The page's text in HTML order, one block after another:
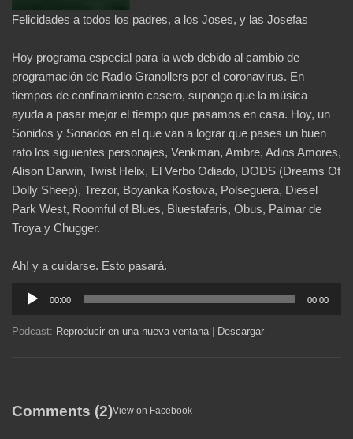
Felicidades a todos los padres, a los Joses, y las Josefas
Hoy programa especial para la web debido al cambio de
programación de Radio Granollers por el coronavirus. En
tiempos de confinamiento casero, supongo que la música
ayuda a pasar mejor el tiempo que pasamos en casa. Hoy, un
Sonidos y Sonados en el que van a lograr que pases un buen
rato los siguientes personajes, Venkman, Ambre, Adios Amores,
Alison Darwin, Twist Helix, El Verbo Odiado, DODS (Dreams Of
Dolly Sheep), Trezor, Boyanka Kostova, Polseguera, Diesel
Park West, Roomful of Blues, Bluestafaris, Obus, Palmar de
Troya y Chugger.
Ah! y a cuidarse. Esto pasará.
Reproductor
audio
00:00 00:00
Podcast: Reproducir en una nueva ventana| Descargar
Comments (2)View on Facebook